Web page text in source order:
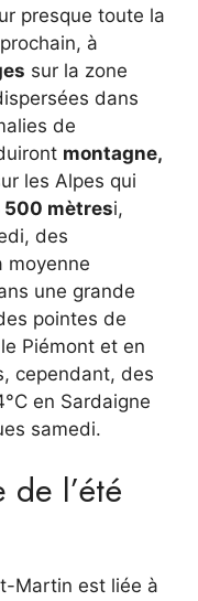
presque toute la
à
sur la zone
dans
de
montagne,
les Alpes qui
500 mètresi,
des
moyenne
une grande
pointes de
Piémont et en
cependant, des
en Sardaigne
samedi.
l’été
Martin est liée à